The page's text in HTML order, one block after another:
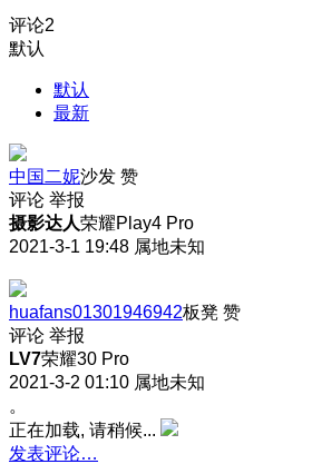
评论2
默认
默认
最新
中国二妮沙发 赞
评论 举报
摄影达人荣耀Play4 Pro
2021-3-1 19:48 属地未知
huafans01301946942板凳 赞
评论 举报
LV7荣耀30 Pro
2021-3-2 01:10 属地未知
。
正在加载, 请稍候...
发表评论…